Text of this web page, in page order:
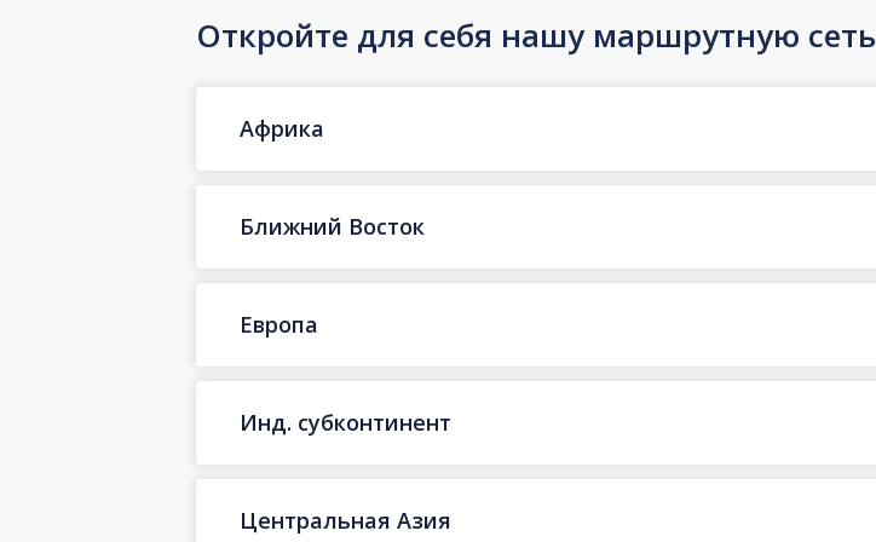
Откройте для себя нашу маршрутную сеть
Африка
Ближний Восток
Европа
Инд. субконтинент
Центральная Азия